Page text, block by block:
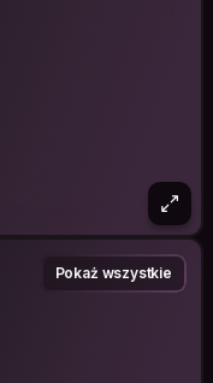
Pokaż wszystkie